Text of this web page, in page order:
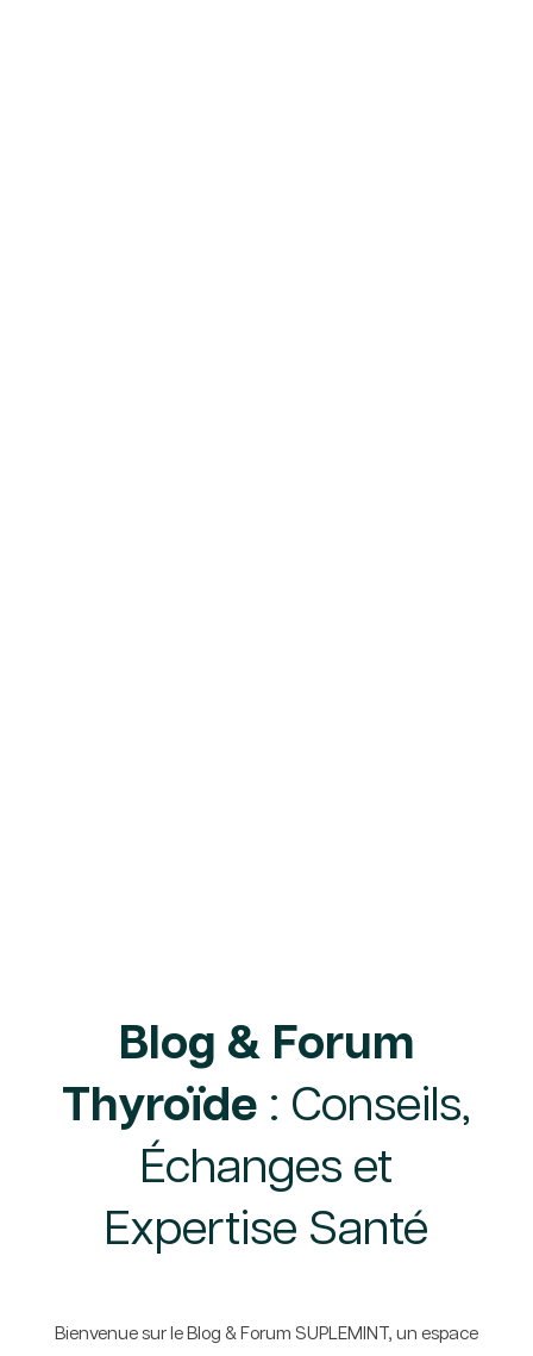
Blog & Forum
Thyroïde : Conseils,
Échanges et
Expertise Santé
Bienvenue sur le Blog & Forum SUPLEMINT, un espace